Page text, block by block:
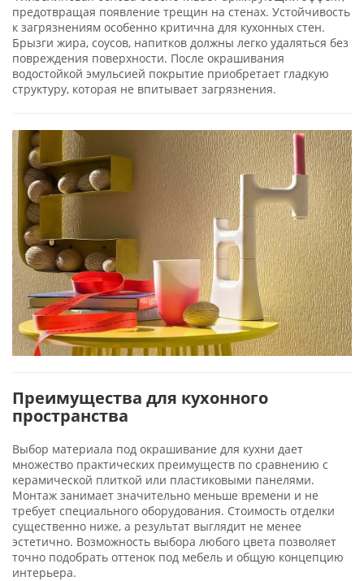
предотвращая появление трещин на стенах. Устойчивость
к загрязнениям особенно критична для кухонных стен.
Брызги жира, соусов, напитков должны легко удаляться без
повреждения поверхности. После окрашивания
водостойкой эмульсией покрытие приобретает гладкую
структуру, которая не впитывает загрязнения.
Преимущества для кухонного
пространства
Выбор материала под окрашивание для кухни дает
множество практических преимуществ по сравнению с
керамической плиткой или пластиковыми панелями.
Монтаж занимает значительно меньше времени и не
требует специального оборудования. Стоимость отделки
существенно ниже, а результат выглядит не менее
эстетично. Возможность выбора любого цвета позволяет
точно подобрать оттенок под мебель и общую концепцию
интерьера.